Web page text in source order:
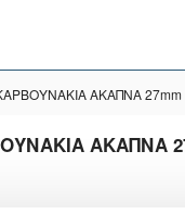
ΑΚΑΠΝΑ 27mm
ΑΚΑΠΝΑ